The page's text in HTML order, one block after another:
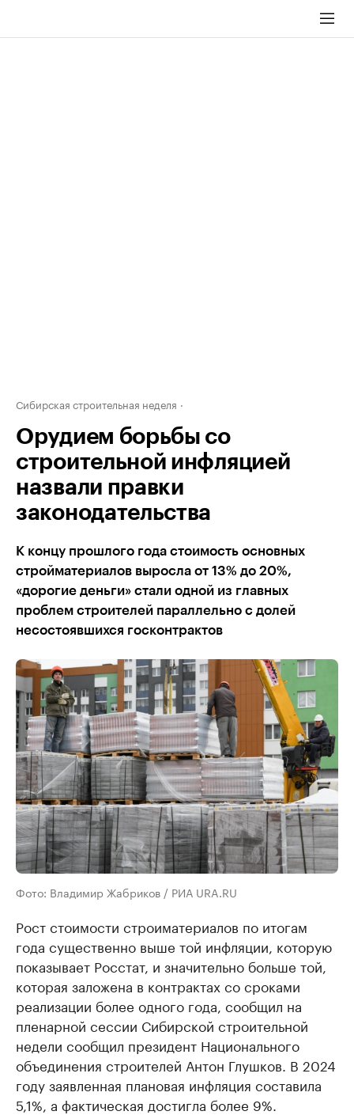
Сибирская строительная неделя
Орудием борьбы со
строительной инфляцией
назвали правки
законодательства
К концу прошлого года стоимость основных
стройматериалов выросла от 13% до 20%,
«дорогие деньги» стали одной из главных
проблем строителей параллельно с долей
несостоявшихся госконтрактов
Фото: Владимир Жабриков / РИА URA.RU
Рост стоимости строиматериалов по итогам
года существенно выше той инфляции, которую
показывает Росстат, и значительно больше той,
которая заложена в контрактах со сроками
реализации более одного года, сообщил на
пленарной сессии Сибирской строительной
недели сообщил президент Национального
объединения строителей Антон Глушков. В 2024
году заявленная плановая инфляция составила
5,1%, а фактическая достигла более 9%.